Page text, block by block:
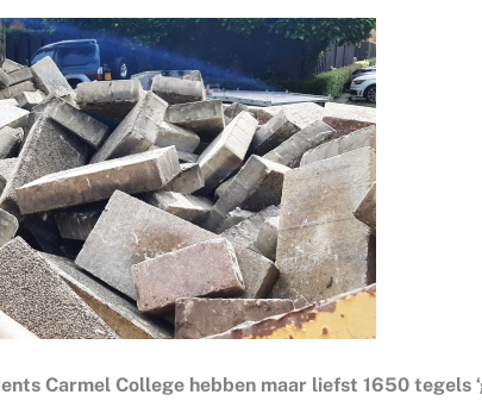
Carmel College hebben maar liefst 1650 tegels